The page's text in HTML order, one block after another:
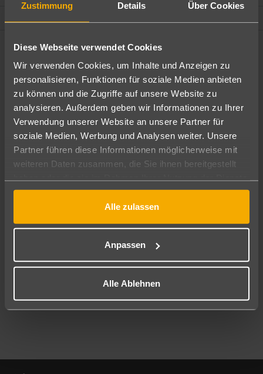
Zustimmung Details Über Cookies
Diese Webseite verwendet Cookies
Wir verwenden Cookies, um Inhalte und Anzeigen zu
personalisieren, Funktionen für soziale Medien anbieten
zu können und die Zugriffe auf unsere Website zu
analysieren. Außerdem geben wir Informationen zu Ihrer
Verwendung unserer Website an unsere Partner für
soziale Medien, Werbung und Analysen weiter. Unsere
Partner führen diese Informationen möglicherweise mit
weiteren Daten zusammen, die Sie ihnen bereitgestellt
gesammelt haben.
Alle zulassen
Anpassen
Alle Ablehnen
Ändere die Kriterien nach deinen Wünschen
Pauschal Nur Hotel
Abflughafen
Alle Abflughäfen
10.08.26–08.08.27 7-21 Nächte
Mehr Filter anzeigen